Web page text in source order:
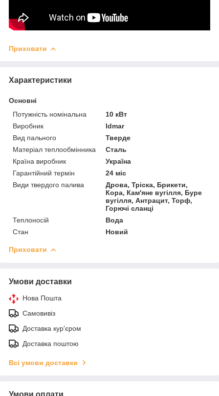
Приховати
Характеристики
Основні
Потужність номінальна
10 кВт
Виробник
Idmar
Вид пального
Тверде
Матеріал теплообмінника
Сталь
Країна виробник
Україна
Гарантійний термін
24 міс
Види твердого палива
Дрова, Тріска, Брикети,
Кора, Кам'яне вугілля, Буре
вугілля, Антрацит, Торф,
Горючі сланці
Теплоносій
Вода
Стан
Новий
Приховати
Умови доставки
Нова Пошта
Самовивіз
Доставка кур'єром
Доставка поштою
Всі умови доставки
Умови оплати